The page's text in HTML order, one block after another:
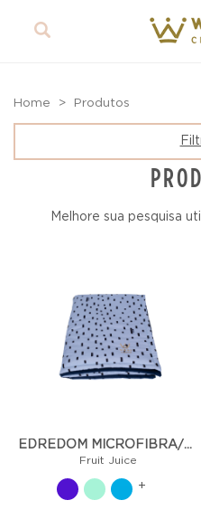
Home Produtos
Melhore sua pesquisa
EDREDOM MICROFIBRA/TRICOLINE - FRUIT JUICE
Fruit Juice
+